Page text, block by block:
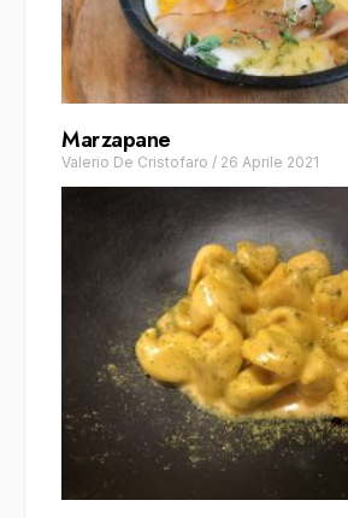
Marzapane
Valerio De Cristofaro / 26 Aprile 2021